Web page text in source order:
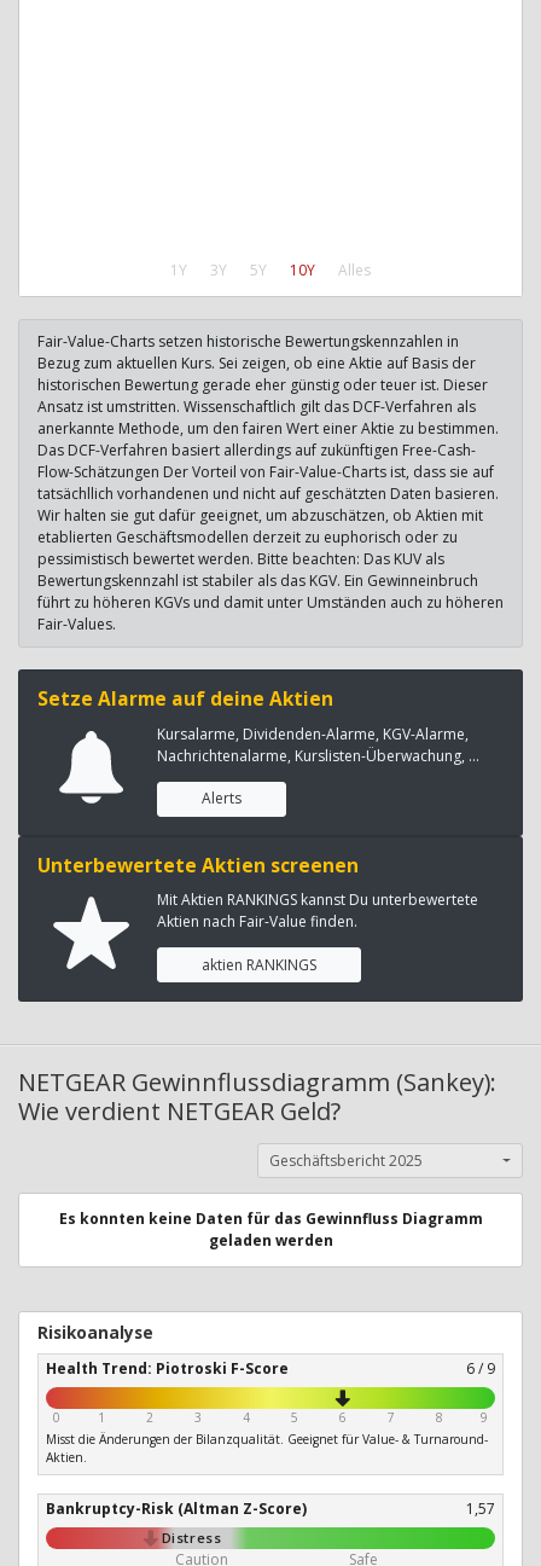
1Y 3Y 5Y 10Y Alles
Fair-Value-Charts setzen historische Bewertungskennzahlen in
Bezug zum aktuellen Kurs. Sei zeigen, ob eine Aktie auf Basis der
historischen Bewertung gerade eher günstig oder teuer ist. Dieser
Ansatz ist umstritten. Wissenschaftlich gilt das DCF-Verfahren als
anerkannte Methode, um den fairen Wert einer Aktie zu bestimmen.
Das DCF-Verfahren basiert allerdings auf zukünftigen Free-Cash-
Flow-Schätzungen Der Vorteil von Fair-Value-Charts ist, dass sie auf
tatsächllich vorhandenen und nicht auf geschätzten Daten basieren.
Wir halten sie gut dafür geeignet, um abzuschätzen, ob Aktien mit
etablierten Geschäftsmodellen derzeit zu euphorisch oder zu
pessimistisch bewertet werden. Bitte beachten: Das KUV als
Bewertungskennzahl ist stabiler als das KGV. Ein Gewinneinbruch
führt zu höheren KGVs und damit unter Umständen auch zu höheren
Fair-Values.
Setze Alarme auf deine Aktien
Kursalarme, Dividenden-Alarme, KGV-Alarme,
Nachrichtenalarme, Kurslisten-Überwachung, ...
Alerts
Unterbewertete Aktien screenen
Mit Aktien RANKINGS kannst Du unterbewertete
Aktien nach Fair-Value finden.
aktien RANKINGS
NETGEAR Gewinnflussdiagramm (Sankey):
Wie verdient NETGEAR Geld?
Geschäftsbericht 2025
Es konnten keine Daten für das Gewinnfluss Diagramm
geladen werden
Risikoanalyse
Health Trend: Piotroski F-Score 6 / 9
0 1 2 3 4 5 6 7 8
9
Misst die Änderungen der Bilanzqualität. Geeignet für Value- & Turnaround-
Aktien.
Bankruptcy-Risk (Altman Z-Score) 1,57
Distress
Caution Safe